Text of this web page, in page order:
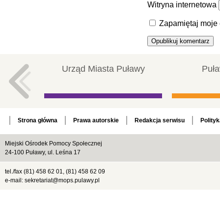
Witryna internetowa
Zapamiętaj moje
Urząd Miasta Puławy
Strona główna Prawa autorskie Redakcja serwisu
Miejski Ośrodek Pomocy Społecznej
24-100 Puławy, ul. Leśna 17
tel./fax (81) 458 62 01, (81) 458 62 09
e-mail: sekretariat@mops.pulawy.pl